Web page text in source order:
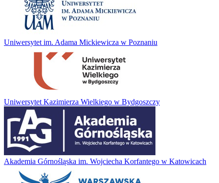
Uniwersytet im. Adama Mickiewicza w Poznaniu
Uniwersytet Kazimierza Wielkiego w Bydgoszczy
Akademia Górnośląska im. Wojciecha Korfantego w Katowicach